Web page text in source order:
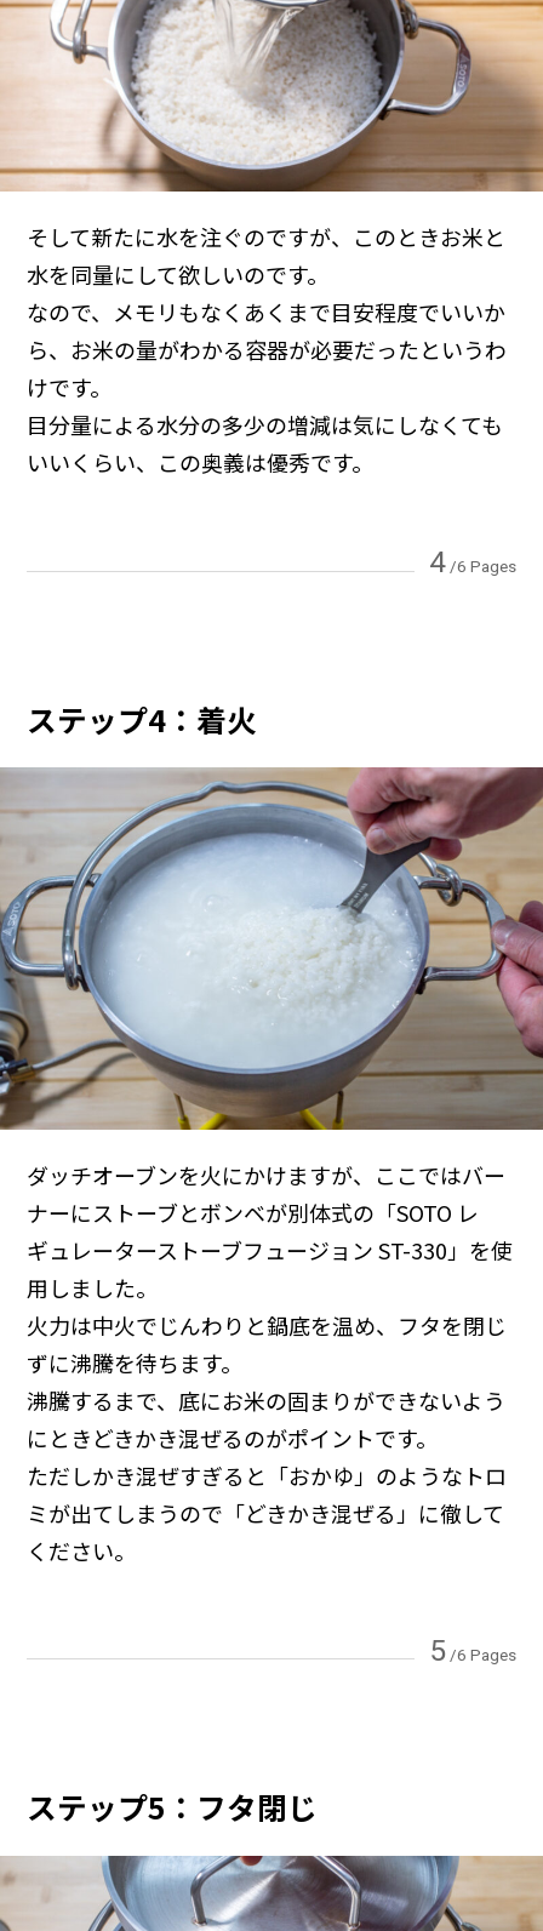
そして新たに水を注ぐのですが、このときお米と
水を同量にして欲しいのです。
なので、メモリもなくあくまで目安程度でいいか
ら、お米の量がわかる容器が必要だったというわ
けです。
目分量による水分の多少の増減は気にしなくても
いいくらい、この奥義は優秀です。
4/6 Pages
ステップ4：着火
ダッチオーブンを火にかけますが、ここではバー
ナーにストーブとボンベが別体式の「SOTO レ
ギュレーターストーブフュージョン ST-330」を使
用しました。
火力は中火でじんわりと鍋底を温め、フタを閉じ
ずに沸騰を待ちます。
沸騰するまで、底にお米の固まりができないよう
にときどきかき混ぜるのがポイントです。
ただしかき混ぜすぎると「おかゆ」のようなトロ
ミが出てしまうので「どきかき混ぜる」に徹して
ください。
5/6 Pages
ステップ5：フタ閉じ